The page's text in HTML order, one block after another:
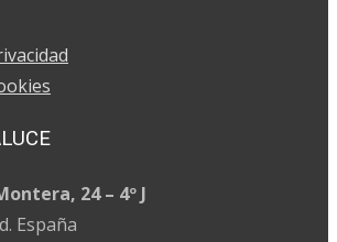
24 – 4º J
España